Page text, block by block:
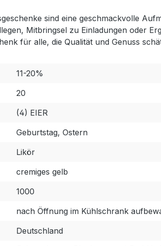
sind eine geschmackvolle
Mitbringsel zu Einladungen oder
für alle, die Qualität und Genuss
11-20%
20
(4) EIER
Geburtstag, Ostern
Likör
cremiges gelb
1000
nach Öffnung im Kühlschrank
Deutschland